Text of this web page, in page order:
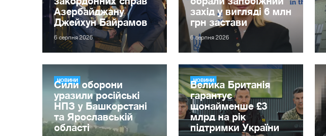
Азербайджану
Джейхун Байрамов
6 серпня 2026
захід у вигляді 6 млн
грн застави
6 серпня 2026
НОВИНИ
Сили оборони
уразили російські
НПЗ у Башкорстані
та Ярославській
області
НОВИНИ
Велика Британія
гарантує
щонайменше £3
млрд на рік
підтримки України